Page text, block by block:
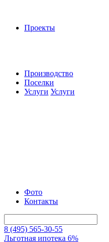
Проекты
Производство
Поселки
Услуги Услуги
Фото
Контакты
8 (495) 565-30-55
Льготная ипотека 6%